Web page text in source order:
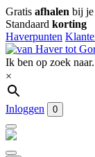
Gratis afhalen bij
Standaard korting
Haverpunten
Ik ben op zoek
×
Inloggen 0